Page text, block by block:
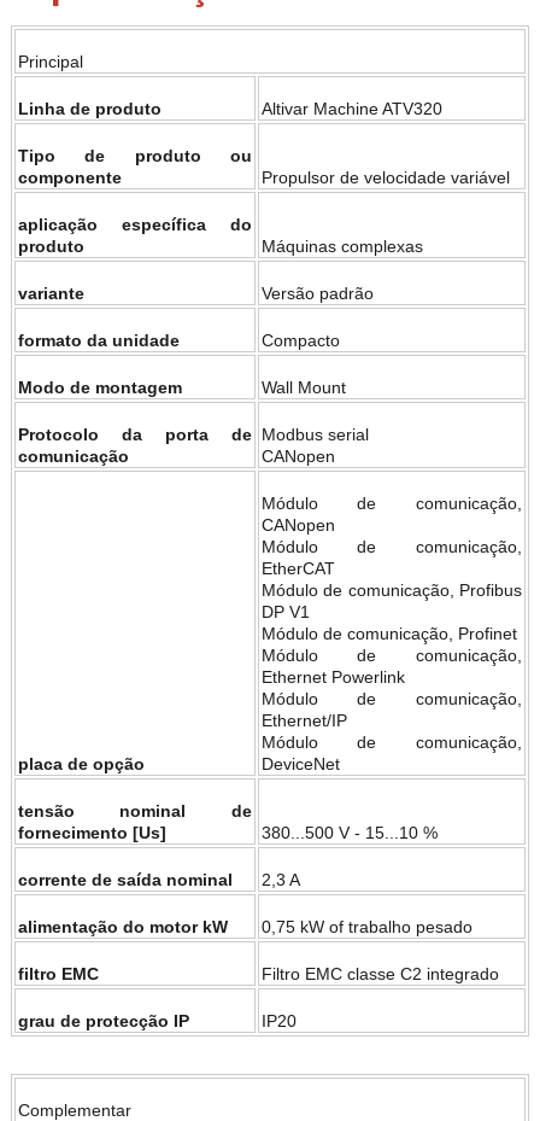
Principal
Linha de produto Altivar Machine ATV320
Tipo de produto ou
componente
Propulsor de velocidade variável
aplicação específica do
produto
Máquinas complexas
variante Versão padrão
formato da unidade Compacto
Modo de montagem Wall Mount
Protocolo da porta de
comunicação
Modbus serial
CANopen
placa de opção
Módulo de comunicação,
CANopen
Módulo de comunicação,
EtherCAT
Módulo de comunicação, Profibus
DP V1
Módulo de comunicação, Profinet
Módulo de comunicação,
Ethernet Powerlink
Módulo de comunicação,
Ethernet/IP
Módulo de comunicação,
DeviceNet
tensão nominal de
fornecimento [Us]
380...500 V - 15...10 %
corrente de saída nominal 2,3 A
alimentação do motor kW 0,75 kW of trabalho pesado
filtro EMC Filtro EMC classe C2 integrado
grau de protecção IP IP20
Complementar